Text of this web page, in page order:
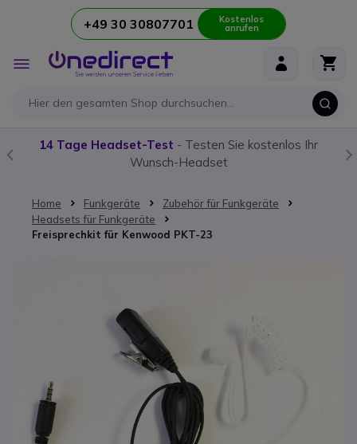
Zum Inhalt springen+49 30 30807701 Kostenlos
anrufen
Navigation
umschalten
14 Tage Headset-Test - Testen Sie kostenlos Ihr
Wunsch-Headset
Home Funkgeräte
Zubehör für Funkgeräte
Headsets für Funkgeräte
Freisprechkit für Kenwood PKT-23